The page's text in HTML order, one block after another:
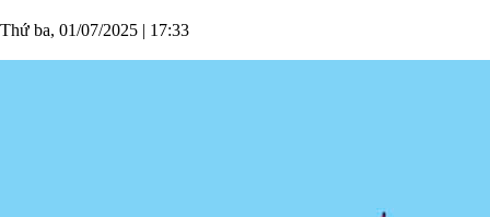
Thứ ba, 01/07/2025 | 17:33